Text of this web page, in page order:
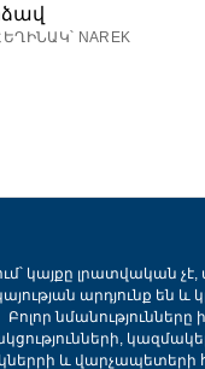
NAREK
կայքը լրատվական
արդյունք են և
Բոլոր
և